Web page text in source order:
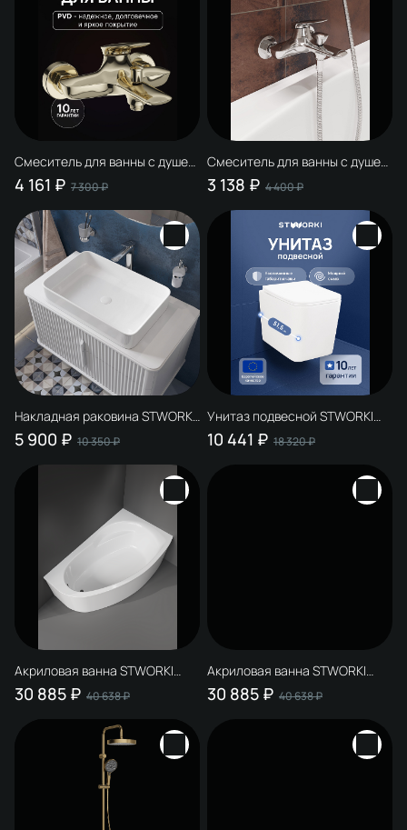
Смеситель для ванны с душем
STWORKI Молде S23100GG
глянцевое золото, латунь,
современный
4 161 ₽ 7 300 ₽
Смеситель для ванны с душем
STWORKI Молде S23100CR
хром, латунь, современный
3 138 ₽ 4 400 ₽
Накладная раковина STWORKI
Молде S23410WH 62
глянцевая белая,
5 900 ₽ 10 350 ₽
Унитаз подвесной STWORKI
Молде S23401WH
безободковый, с
10 441 ₽ 18 320 ₽
Акриловая ванна STWORKI
Молде R 170x100 см, угловая,
правая, пристенная, белая,
30 885 ₽ 40 638 ₽
Акриловая ванна STWORKI
Молде L 170x100 см, угловая,
левая, пристенная, белая,
30 885 ₽ 40 638 ₽